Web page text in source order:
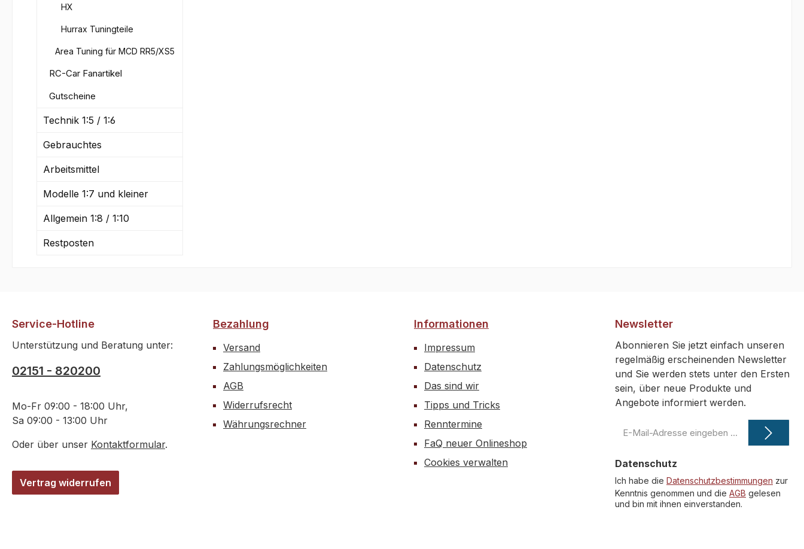
HX
Hurrax Tuningteile
Area Tuning für MCD RR5/XS5
RC-Car Fanartikel
Gutscheine
Technik 1:5 / 1:6
Gebrauchtes
Arbeitsmittel
Modelle 1:7 und kleiner
Allgemein 1:8 / 1:10
Restposten
Service-Hotline
Unterstützung und Beratung unter:
02151 - 820200
Mo-Fr 09:00 - 18:00 Uhr,
Sa 09:00 - 13:00 Uhr
Oder über unser Kontaktformular.
Vertrag widerrufen
Bezahlung
Versand
Zahlungsmöglichkeiten
AGB
Widerrufsrecht
Währungsrechner
Informationen
Impressum
Datenschutz
Das sind wir
Tipps und Tricks
Renntermine
FaQ neuer Onlineshop
Cookies verwalten
Newsletter
Abonnieren Sie jetzt einfach unseren
regelmäßig erscheinenden Newsletter
und Sie werden stets unter den Ersten
sein, über neue Produkte und
Angebote informiert werden.
Mail-
*
Datenschutz
Ich habe die Datenschutzbestimmungen zur
Kenntnis genommen und die AGB gelesen
und bin mit ihnen einverstanden.